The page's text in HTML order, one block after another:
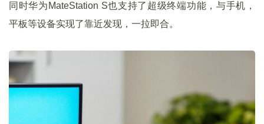
同时华为MateStation S也支持了超级终端功能，与手机，
平板等设备实现了靠近发现，一拉即合。